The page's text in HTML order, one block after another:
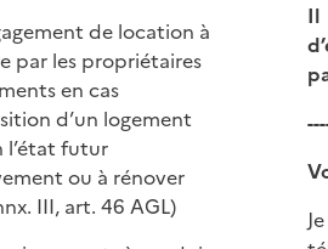
de location à
par les propriétaires
en cas
d’un logement
l’état futur
ou à rénover
III, art. 46 AGL)
Il